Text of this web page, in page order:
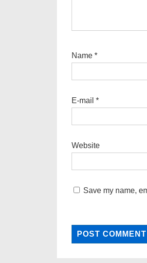
Name *
E-mail *
Website
Save my name,